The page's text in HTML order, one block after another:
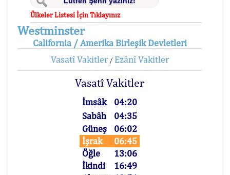
Ülkeler Listesi İçin Tıklayınız
Westminster
California / Amerika Birleşik Devletleri
Vasatî Vakitler/ Ezânî Vakitler
Vasatî Vakitler
İmsâk
04:20
Sabâh
04:35
Güneş
06:02
İşrak
06:45
Öğle
13:06
İkindi
16:49